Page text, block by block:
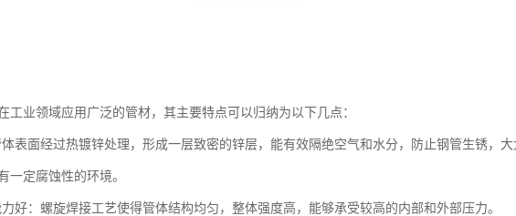
工业领域应用广泛的管材，其主要特点可以归纳为以下几点：
表面经过热镀锌处理，形成一层致密的锌层，能有效隔绝空气和水分，防止钢管生锈，
一定腐蚀性的环境。
好：螺旋焊接工艺使得管体结构均匀，整体强度高，能够承受较高的内部和外部压力。